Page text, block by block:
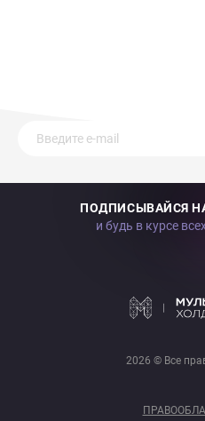
ПОДПИСЫВАЙСЯ
и будь в курсе
2026 © Все